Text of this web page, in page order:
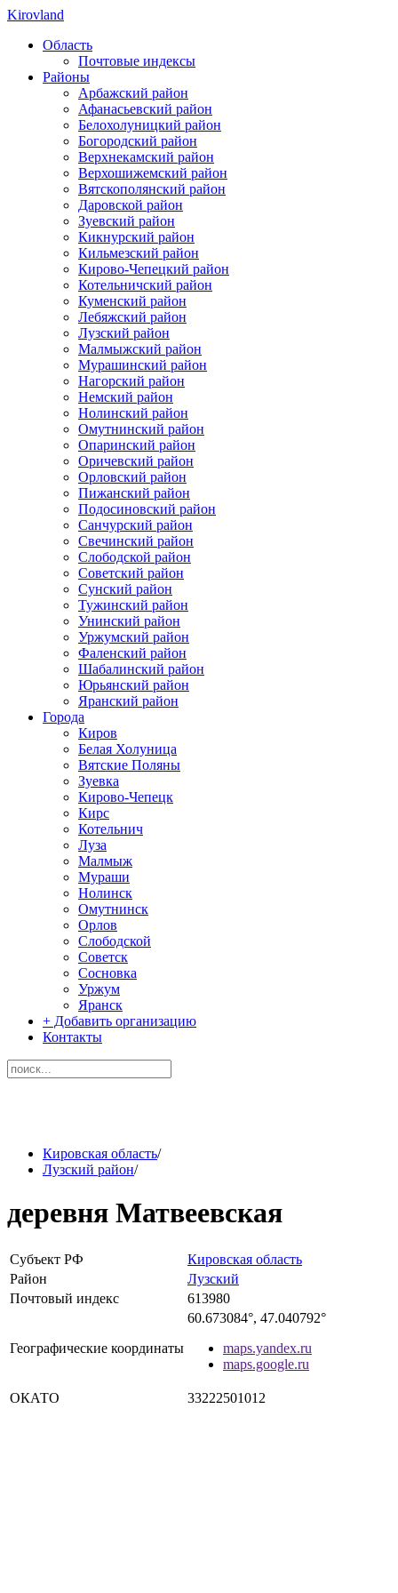
Kirovland
Область
Почтовые индексы
Районы
Арбажский район
Афанасьевский район
Белохолуницкий район
Богородский район
Верхнекамский район
Верхошижемский район
Вятскополянский район
Даровской район
Зуевский район
Кикнурский район
Кильмезский район
Кирово-Чепецкий район
Котельничский район
Куменский район
Лебяжский район
Лузский район
Малмыжский район
Мурашинский район
Нагорский район
Немский район
Нолинский район
Омутнинский район
Опаринский район
Оричевский район
Орловский район
Пижанский район
Подосиновский район
Санчурский район
Свечинский район
Слободской район
Советский район
Сунский район
Тужинский район
Унинский район
Уржумский район
Фаленский район
Шабалинский район
Юрьянский район
Яранский район
Города
Киров
Белая Холуница
Вятские Поляны
Зуевка
Кирово-Чепецк
Кирс
Котельнич
Луза
Малмыж
Мураши
Нолинск
Омутнинск
Орлов
Слободской
Советск
Сосновка
Уржум
Яранск
+ Добавить организацию
Контакты
Кировская область/
Лузский район/
деревня Матвеевская
Субъект РФ
Кировская область
Район
Лузский
Почтовый индекс
613980
Географические координаты
60.673084°, 47.040792°
maps.yandex.ru
maps.google.ru
ОКАТО 33222501012